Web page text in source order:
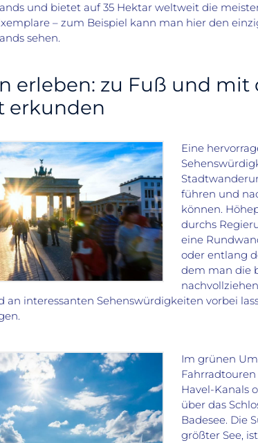
und bietet auf 35 Hektar weltweit die
– zum Beispiel kann man hier den
sehen.
erleben: zu Fuß und mit
erkunden
Eine
führen und
können.
durchs
eine
oder entlang
dem man die
an interessanten Sehenswürdigkeiten vorbei
Im grünen
Havel-Kanals
über das
Badesee. Die
größter See,